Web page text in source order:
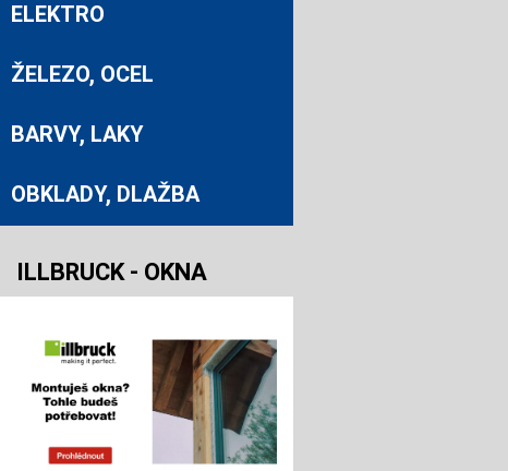
ELEKTRO
ŽELEZO, OCEL
BARVY, LAKY
OBKLADY, DLAŽBA
ILLBRUCK - OKNA